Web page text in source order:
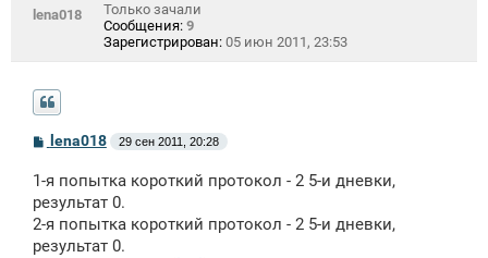
lena018
Только зачали
Сообщения: 9
Зарегистрирован: 05 июн 2011, 23:53
С
б
щ
н
и
lena018 29 сен 2011, 20:28
1-я попытка короткий протокол - 2 5-и дневки,
результат 0.
2-я попытка короткий протокол - 2 5-и дневки,
результат 0.